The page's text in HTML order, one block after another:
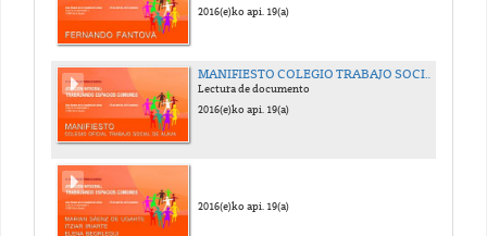
2016(e)ko api. 19(a)
MANIFIESTO COLEGIO TRABAJO SOCIAL
Lectura de documento
2016(e)ko api. 19(a)
2016(e)ko api. 19(a)